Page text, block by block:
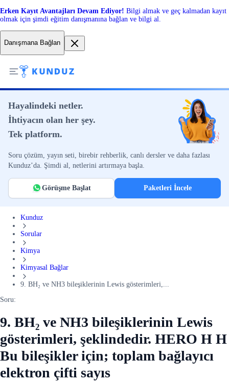
Erken Kayıt Avantajları Devam Ediyor! Bilgi almak ve geç kalmadan kayıt
olmak için şimdi eğitim danışmanına bağlan ve bilgi al.
Danışmana Bağlan
Hayalindeki netler.
İhtiyacın olan her şey.
Tek platform.
Soru çözüm, yayın seti, birebir rehberlik, canlı dersler ve daha fazlası
Kunduz’da. Şimdi al, netlerini artırmaya başla.
Görüşme Başlat Paketleri İncele
Kunduz
Sorular
Kimya
Kimyasal Bağlar
9. BH₂ ve NH3 bileşiklerinin Lewis gösterimleri,...
Soru:
9. BH₂ ve NH3 bileşiklerinin Lewis
gösterimleri, şeklindedir. HERO H H
Bu bileşikler için; toplam bağlayıcı
elektron çifti sayıs